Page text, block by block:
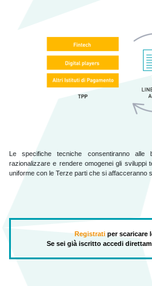
Le specifiche tecniche consentiranno
razionalizzare e rendere omogenei gli sviluppi
uniforme con le Terze parti che si affacceranno
Registratiper scaricare
Se sei già iscritto accedi